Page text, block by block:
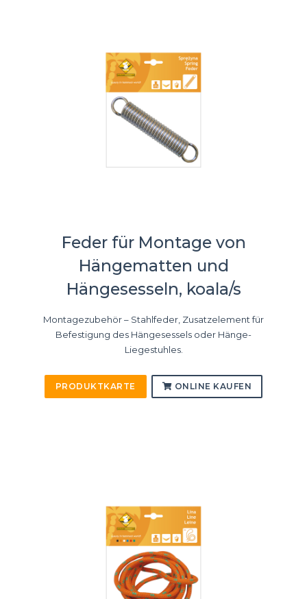
Feder für Montage von
Hängematten und
Hängesesseln, koala/s
Montagezubehör – Stahlfeder, Zusatzelement für
Befestigung des Hängesessels oder Hänge-
Liegestuhles.
PRODUKTKARTE ONLINE KAUFEN